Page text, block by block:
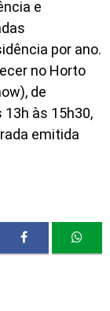
e
por ano.
no Horto
de
13h às 15h30,
emitida